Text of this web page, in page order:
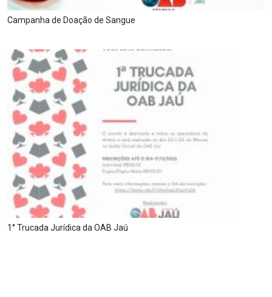
Campanha de Doação de Sangue
1° Trucada Jurídica da OAB Jaú